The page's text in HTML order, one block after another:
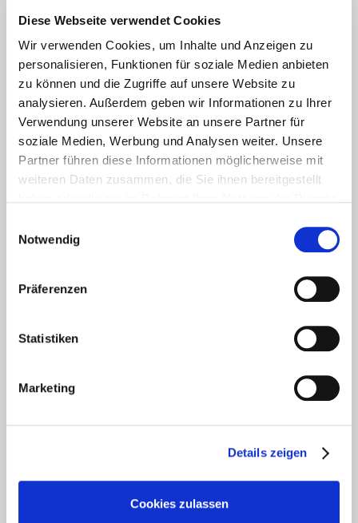
Diese Webseite verwendet Cookies
Wir verwenden Cookies, um Inhalte und Anzeigen zu
personalisieren, Funktionen für soziale Medien anbieten
zu können und die Zugriffe auf unsere Website zu
analysieren. Außerdem geben wir Informationen zu Ihrer
Verwendung unserer Website an unsere Partner für
soziale Medien, Werbung und Analysen weiter. Unsere
Partner führen diese Informationen möglicherweise mit
weiteren Daten zusammen, die Sie ihnen bereitgestellt
Notwendig
Präferenzen
Statistiken
Marketing
Details zeigen
Cookies zulassen
Facebook
Instagram